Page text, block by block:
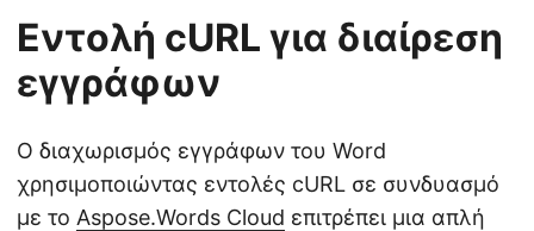
Εντολή cURL για διαίρεση
εγγράφων
Ο διαχωρισμός εγγράφων του Word
χρησιμοποιώντας εντολές cURL σε συνδυασμό
με το Aspose.Words Cloud επιτρέπει μια απλή